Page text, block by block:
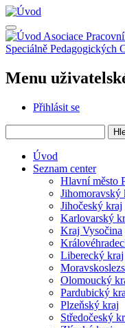
Přejít
k
hlavnímu
obsahu
Asociace
Speciálně Pedagogických
Menu
Přihlásit se
Úvod
Seznam center
Hlavní město
Jihomoravský
Jihočeský kraj
Karlovarský
Kraj Vysočina
Liberecký kraj
Olomoucký
Pardubický
Plzeňský kraj
Středočeský